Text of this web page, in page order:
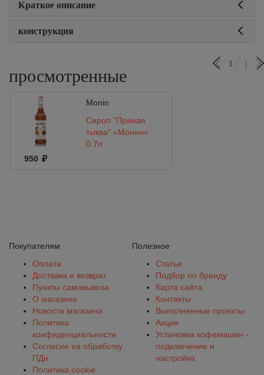
Краткое описание
конструкция
просмотренные
1 1
Monin
Сироп ”Пряная
тыква” «Монин»
0,7л
950
Покупателям
Оплата
Доставка и возврат
Пункты самовывоза
О магазине
Новости магазина
Политика
конфиденциальности
Согласие на обработку
ПДн
Политика cookie
Полезное
Статьи
Подбор по бренду
Карта сайта
Контакты
Выполненные проекты
Акция
Установка кофемашин -
подключение и
настройка